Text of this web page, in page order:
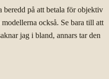
på att betala för objektiv
också. Se bara till att
jag i bland, annars tar den